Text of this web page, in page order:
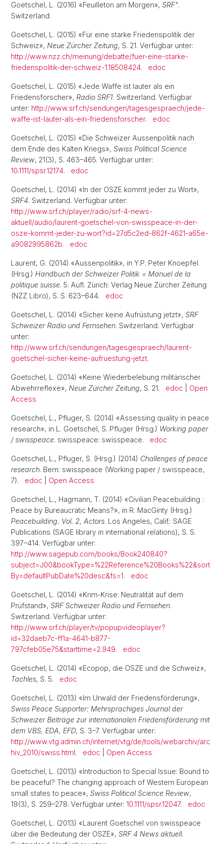
Goetschel, L. (2016) «Feuilleton am Morgen», SRF".
Switzerland.
Goetschel, L. (2015) «Für eine starke Friedenspolitik der
Schweiz», Neue Zürcher Zeitung, S. 21. Verfügbar unter:
http://www.nzz.ch/meinung/debatte/fuer-eine-starke-
friedenspolitik-der-schweiz-1.18508424. edoc
Goetschel, L. (2015) «Jede Waffe ist lauter als ein
Friedensforscher», Radio SRF1. Switzerland. Verfügbar
unter: http://www.srf.ch/sendungen/tagesgespraech/jede-
waffe-ist-lauter-als-ein-friedensforscher. edoc
Goetschel, L. (2015) «Die Schweizer Aussenpolitik nach
dem Ende des Kalten Kriegs», Swiss Political Science
Review, 21(3), S. 463–465. Verfügbar unter:
10.1111/spsr.12174. edoc
Goetschel, L. (2014) «In der OSZE kommt jeder zu Wort»,
SRF4. Switzerland. Verfügbar unter:
http://www.srf.ch/player/radio/srf-4-news-
aktuell/audio/laurent-goetschel-von-swisspeace-in-der-
osze-kommt-jeder-zu-wort?id=27d5c2ed-862f-4621-a65e-
a9082995862b. edoc
Laurent, G. (2014) «Aussenpolitik», in Y.P. Peter Knoepfel
(Hrsg.) Handbuch der Schweizer Politik = Manuel de la
politique suisse. 5. Aufl. Zürich: Verlag Neue Zürcher Zeitung
(NZZ Libro), S. S. 623–644. edoc
Goetschel, L. (2014) «Sicher keine Aufrüstung jetzt», SRF
Schweizer Radio und Fernsehen. Switzerland. Verfügbar
unter:
http://www.srf.ch/sendungen/tagesgespraech/laurent-
goetschel-sicher-keine-aufruestung-jetzt.
Goetschel, L. (2014) «Keine Wiederbelebung militärischer
Abwehrreflexe», Neue Zürcher Zeitung, S. 21. edoc
Open
Access
Goetschel, L., Pfluger, S. (2014) «Assessing quality in peace
research», in L. Goetschel, S. Pfluger (Hrsg.) Working paper
/ swisspeace. swisspeace: swisspeace. edoc
Goetschel, L., Pfluger, S. (Hrsg.) (2014) Challenges of peace
research. Bern: swisspeace (Working paper / swisspeace,
7). edoc Open Access
Goetschel, L., Hagmann, T. (2014) «Civilian Peacebuilding :
Peace by Bureaucratic Means?», in R. MacGinty (Hrsg.)
Peacebuilding. Vol. 2, Actors. Los Angeles, Calif.: SAGE
Publications (SAGE library in international relations), S. S.
397–414. Verfügbar unter:
http://www.sagepub.com/books/Book240840?
subject=J00&bookType=%22Reference%20Books%22&sort
By=defaultPubDate%20desc&fs=1. edoc
Goetschel, L. (2014) «Krim-Krise: Neutralität auf dem
Prüfstand», SRF Schweizer Radio und Fernsehen.
Switzerland. Verfügbar unter:
http://www.srf.ch/player/tv/popupvideoplayer?
id=32daeb7c-ff1a-4641-b877-
797cfeb05e75&starttime=2.949. edoc
Goetschel, L. (2014) «Ecopop, die OSZE und die Schweiz»,
Tachles, S. 5. edoc
Goetschel, L. (2013) «Im Urwald der Friedensförderung»,
Swiss Peace Supporter: Mehrsprachiges Journal der
Schweizer Beiträge zur internationalen Friedensförderung mit
dem VBS, EDA, EFD, S. 3–7. Verfügbar unter:
http://www.vtg.admin.ch/internet/vtg/de/tools/webarchiv/arc
hiv_2010/swiss.html. edoc Open Access
Goetschel, L. (2013) «Introduction to Special Issue: Bound to
be peaceful? The changing approach of Western European
small states to peace», Swiss Political Science Review,
19(3), S. 259–278. Verfügbar unter: 10.1111/spsr.12047. edoc
Goetschel, L. (2013) «Laurent Goetschel von swisspeace
über die Bedeutung der OSZE», SRF 4 News aktuell.